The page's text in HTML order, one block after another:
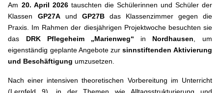
Am 20. April 2026tauschten die Schülerinnen und Schüler der
Klassen GP27Aund GP27Bdas Klassenzimmer gegen die
Praxis. Im Rahmen der diesjährigen Projektwoche besuchten sie
das DRK Pflegeheim „Marienweg“ in Nordhausen , um
eigenständig geplante Angebote zursinnstiftenden Aktivierung
und Beschäftigung umzusetzen.
Nach einer intensiven theoretischen Vorbereitung im Unterricht
(Lernfeld 9), in der Themen wie Alltagsstrukturierung und